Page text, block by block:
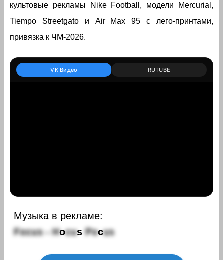
культовые рекламы Nike Football, модели Mercurial,
Tiempo Streetgato и Air Max 95 с лего-принтами,
привязка к ЧМ-2026.
VK Видео RUTUBE
Музыка в рекламе:
Focus Hocus Pocus